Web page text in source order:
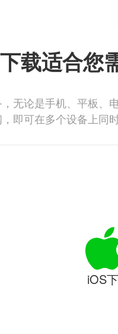
下载适合您
无论是手机、平板、
即可在多个设备上同
iOS